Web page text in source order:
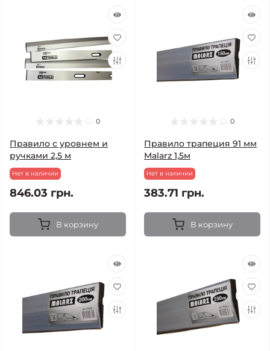
0
Правило с уровнем и
ручками 2,5 м
Нет в наличии
846.03 грн.
В корзину
0
Правило трапеция 91 мм
Malarz 1,5м
Нет в наличии
383.71 грн.
В корзину